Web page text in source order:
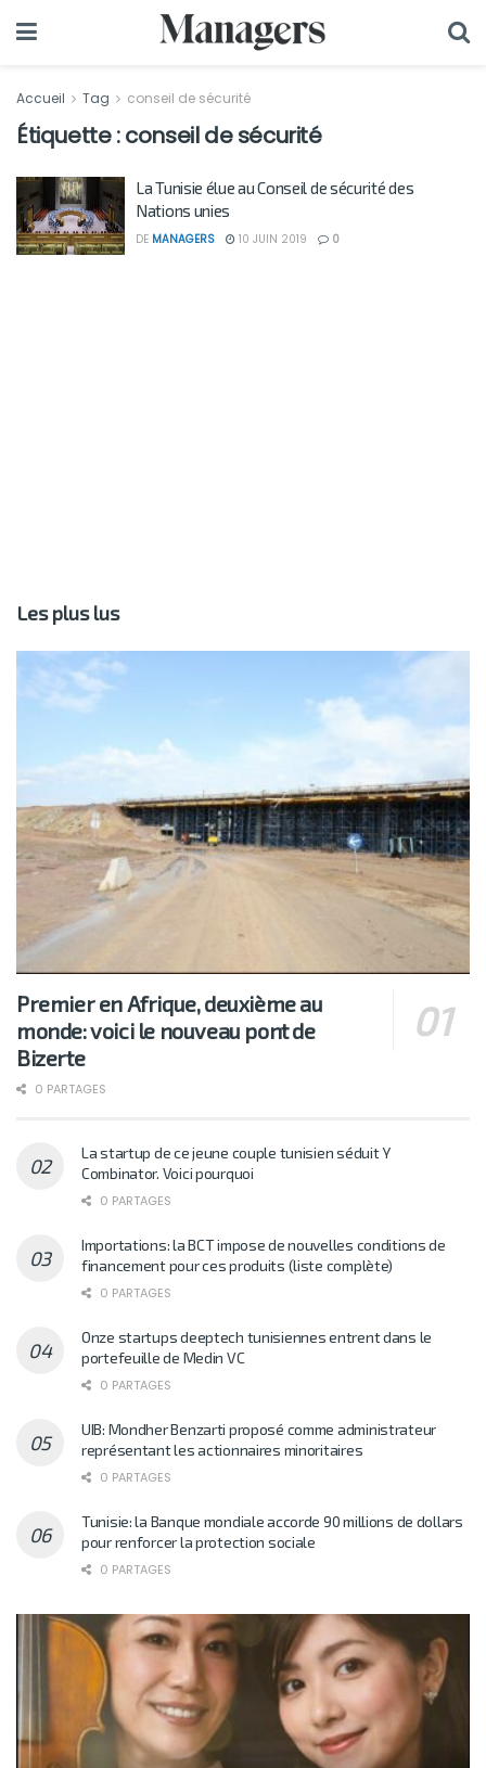
Accueil Tag conseil de sécurité
Étiquette :conseil de sécurité
La Tunisie élue au Conseil de sécurité des
Nations unies
DE MANAGERS 10 JUIN 2019 0
Les plus lus
Premier en Afrique, deuxième au
monde: voici le nouveau pont de
Bizerte
0 PARTAGES
La startup de ce jeune couple tunisien séduit Y
Combinator. Voici pourquoi
0 PARTAGES
Importations: la BCT impose de nouvelles conditions de
financement pour ces produits (liste complète)
0 PARTAGES
Onze startups deeptech tunisiennes entrent dans le
portefeuille de Medin VC
0 PARTAGES
UIB: Mondher Benzarti proposé comme administrateur
représentant les actionnaires minoritaires
0 PARTAGES
Tunisie: la Banque mondiale accorde 90 millions de dollars
pour renforcer la protection sociale
0 PARTAGES